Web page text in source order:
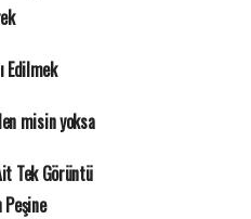
Edilmek
misin yoksa
Tek Görüntü
Peşine